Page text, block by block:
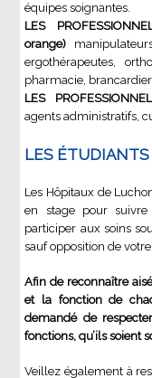
équipes soignantes.
LES
orange)
ergothérapeutes,
pharmacie,
LES
agents administratifs,
LES ÉTUDIANTS
Les Hôpitaux de
en stage pour
participer aux soins
sauf opposition de
Afin de reconnaître
et la fonction de
demandé de
fonctions, qu’ils soient
Veillez également à